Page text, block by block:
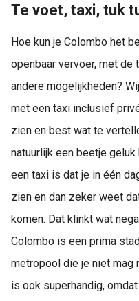
Te voet, taxi, tuk
Hoe kun je Colombo het
openbaar vervoer, met
andere mogelijkheden?
met een taxi inclusief
zien en best wat te
natuurlijk een beetje
een taxi is dat je in één
zien en dan zeker weet
komen. Dat klinkt wat
Colombo is een prima
metropool die je niet mag
is ook superhandig,